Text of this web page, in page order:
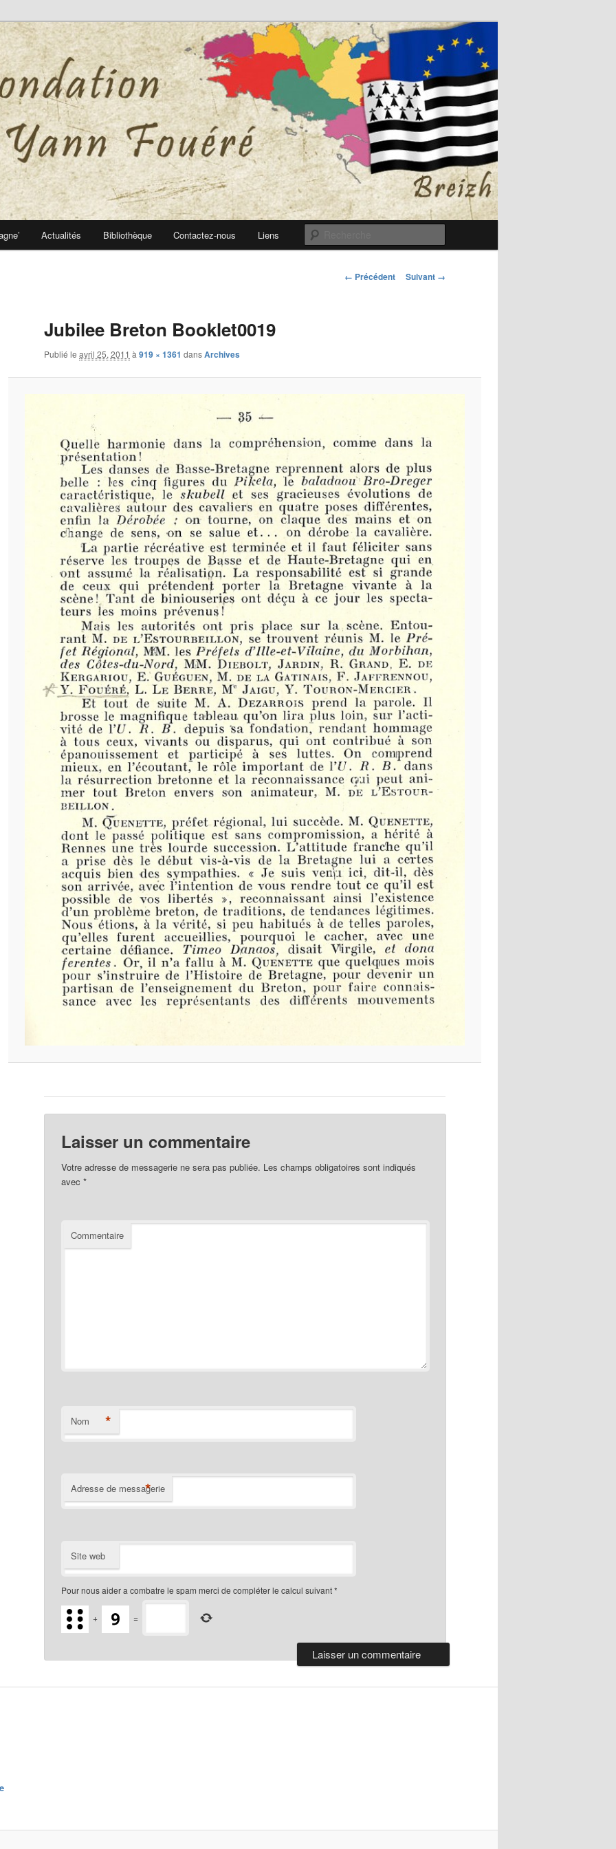
Fouéré
Fouéré
Actualités Bibliothèque Contactez-nous Liens
Navigation
← Précédent Suivant →
Jubilee Breton Booklet0019
Publié le avril 25, 2011 à 919 × 1361 dansArchives
Laisser un commentaire
Votre adresse de messagerie ne sera pas publiée. Les champs obligatoires sont indiqués
avec*
Commentaire
Nom *
Adresse de messagerie
*
Site web
Pour nous aider a combatre le spam merci de compléter le calcul suivant*
+ =